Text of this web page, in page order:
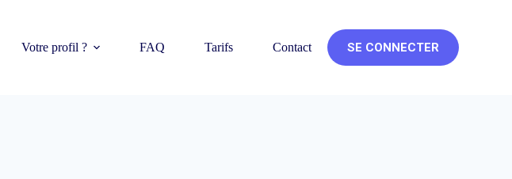
Votre profil ? FAQ Tarifs Contact SE CONNECTER